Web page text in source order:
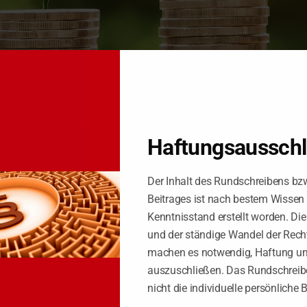
Unternehmerinitiative vorliegen. Eine ausschließlich
abgeleiteter Aufgabegewinn durch den Verkauf des
13, 14 EStG. Nach erfolglosem Einspruch gab das Finanzgericht der
Vorliegens der Besteuerungsvoraussetzungen des§ 23 EStG– nicht
Forstbetriebs eine grundsätzliche Unternehmerinitiative vorliegen.
Der Inhalt des Rundschreibens
Beitrages ist nach bestem Wissen
Kenntnisstand erstellt worden.
und der ständige Wandel der
machen es notwendig, Haftung
auszuschließen. Das
nicht die individuelle persönliche